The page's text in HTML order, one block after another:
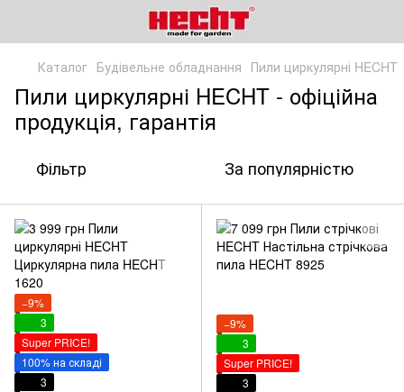
Каталог Будівельне обладнання Пили циркулярні HECHT
Пили циркулярні HECHT - офіційна
продукція, гарантія
Фільтр За популярністю
−9%
3
Super PRICE!
100% на складі
3
−9%
3
Super PRICE!
3